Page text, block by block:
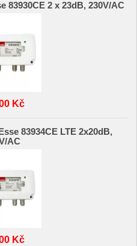
83930CE 2 x 23dB, 230V/AC
Kč
83934CE LTE 2x20dB,
AC
Kč